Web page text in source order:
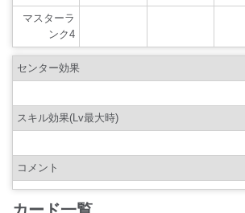
マスターラ
ンク4
センター効果
スキル効果(Lv最大時)
コメント